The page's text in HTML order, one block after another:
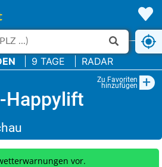
9 TAGE RADAR
Zu Favoriten
hinzufügen +
Happylift
vor.